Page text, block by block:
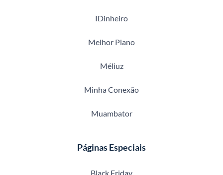
IDinheiro
Melhor Plano
Méliuz
Minha Conexão
Muambator
Páginas Especiais
Black Friday